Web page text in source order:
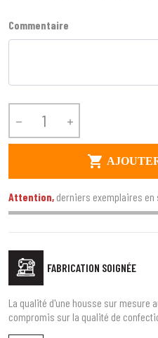
Commentaire
 

Attention, derniers exemplaires en
FABRICATION SOIGNÉE
La qualité d'une housse sur mesure
compromis sur la qualité de